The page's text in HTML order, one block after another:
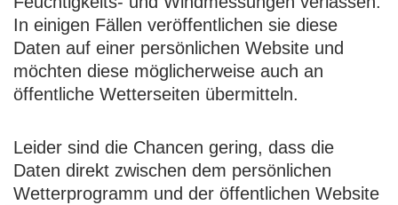
In einigen Fällen veröffentlichen sie diese
Daten auf einer persönlichen Website und
möchten diese möglicherweise auch an
öffentliche Wetterseiten übermitteln.
Leider sind die Chancen gering, dass die
Daten direkt zwischen dem persönlichen
Wetterprogramm und der öffentlichen Website